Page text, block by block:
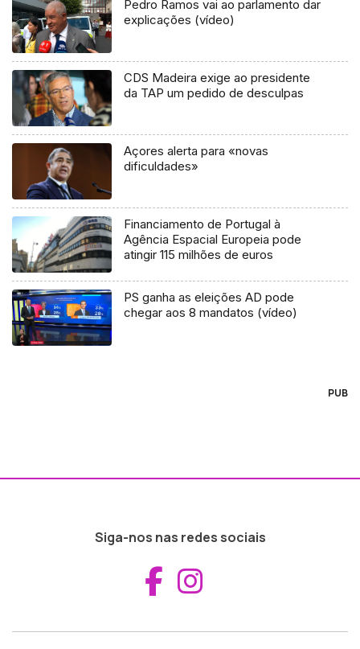
Pedro Ramos vai ao parlamento dar
explicações (vídeo)
CDS Madeira exige ao presidente
da TAP um pedido de desculpas
Açores alerta para «novas
dificuldades»
Financiamento de Portugal à
Agência Espacial Europeia pode
atingir 115 milhões de euros
PS ganha as eleições AD pode
chegar aos 8 mandatos (vídeo)
PUB
Siga-nos nas redes sociais
Aceder ao